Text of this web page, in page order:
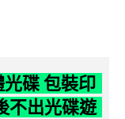
碟 包裝印
不出光碟遊